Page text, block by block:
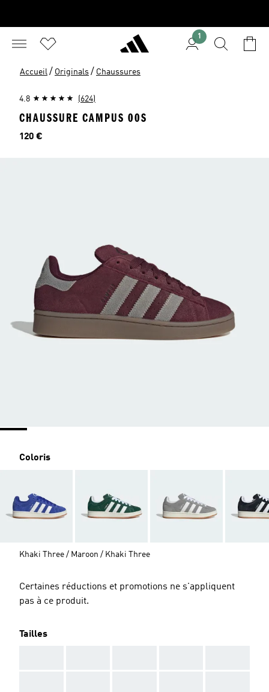
1
Accueil / Originals / Chaussures
4.8 (624)
CHAUSSURE CAMPUS 00S
Prix
120 €
Coloris
Khaki Three / Maroon / Khaki Three
Certaines réductions et promotions ne s'appliquent
pas à ce produit.
Tailles